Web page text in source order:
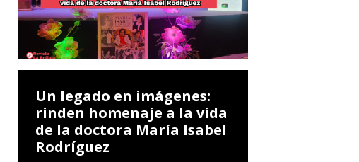
Un legado en imágenes:
rinden homenaje a la vida
de la doctora María Isabel
Rodríguez